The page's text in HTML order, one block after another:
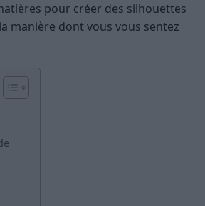
pour créer des silhouettes
manière dont vous vous sentez